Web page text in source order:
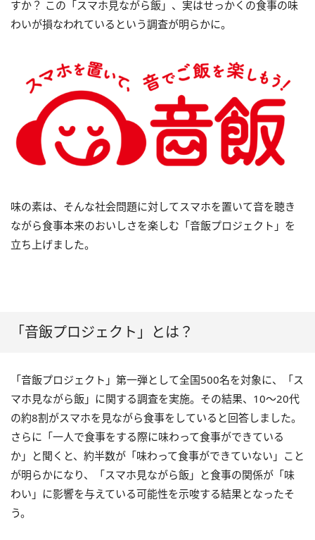
すか？ この「スマホ見ながら飯」、実はせっかくの食事の味
わいが損なわれているという調査が明らかに。
味の素は、そんな社会問題に対してスマホを置いて音を聴き
ながら食事本来のおいしさを楽しむ「音飯プロジェクト」を
立ち上げました。
「音飯プロジェクト」とは？
「音飯プロジェクト」第一弾として全国500名を対象に、「ス
マホ見ながら飯」に関する調査を実施。その結果、10～20代
の約8割がスマホを見ながら食事をしていると回答しました。
さらに「一人で食事をする際に味わって食事ができている
か」と聞くと、約半数が「味わって食事ができていない」こと
が明らかになり、「スマホ見ながら飯」と食事の関係が「味
わい」に影響を与えている可能性を示唆する結果となったそ
う。